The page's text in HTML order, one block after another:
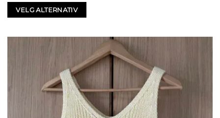
VELG ALTERNATIV